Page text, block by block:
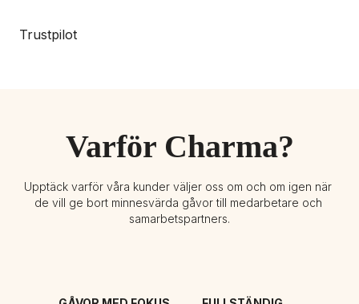
Trustpilot
Varför Charma?
Upptäck varför våra kunder väljer oss om och om igen när
de vill ge bort minnesvärda gåvor till medarbetare och
samarbetspartners.